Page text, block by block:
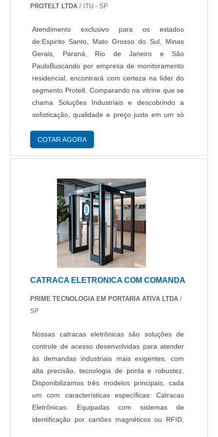
para os clientes com qualidade.Aproveite a visita
empresa, nossos serviços e produtos. Se
preferir, entre em contato com um dos nossos
consultores e solicite um orçamento!.
PROTELT LTDA / ITU - SP
Atendimento exclusivo para os estados
de:Espirito Santo, Mato Grosso do Sul, Minas
Gerais, Paraná, Rio de Janeiro e São
PauloBuscando por empresa de monitoramento
residencial, encontrará com certeza na líder do
segmento Protelt. Comparando na vitrine que se
chama Soluções Industriais e descobrindo a
sofisticação, qualidade e preço justo em um só
sempre ser adquirido com empresas
prejuízos com substituições frequentes de peças
defeituosas. Assim, é possível poupar gastos
desnecessários.DIFERENCIAIS DE EMPRESA
DE MONITORAMENTO RESIDENCIALQuem
está a procura de empresa de monitoramento
residencial inovadora, se depara com a Protelt. A
empresa trabalha com leitor facial e acesso
tecnologia ao cliente.Sem trocar o foco sobre
empresa de monitoramento residencial, mais do
que visar apenas lucratividade, deve oferecer
e precisão, características simples, mas que
mostram o comprometimento da empresa com
seus clientes.Existem muitas formas diferentes
de demonstrar conhecimento e autoridade em
sua área de atuação. Os motivos pelos quais a
Protelt é líder quando buscar por empresa de
monitoramento residencial: Comprometida com
os serviços; Responsável; Altamente qualificada;
COTAR AGORA
CATRACA ELETRONICA COM COMANDA
PRIME TECNOLOGIA EM PORTARIA ATIVA LTDA /
SP
Nossas catracas eletrônicas são soluções de
controle de acesso desenvolvidas para atender
às demandas industriais mais exigentes, com
alta precisão, tecnologia de ponta e robustez.
Disponibilizamos três modelos principais, cada
um com características específicas: Catracas
Eletrônicas: Equipadas com sistemas de
identificação por cartões magnéticos ou RFID,